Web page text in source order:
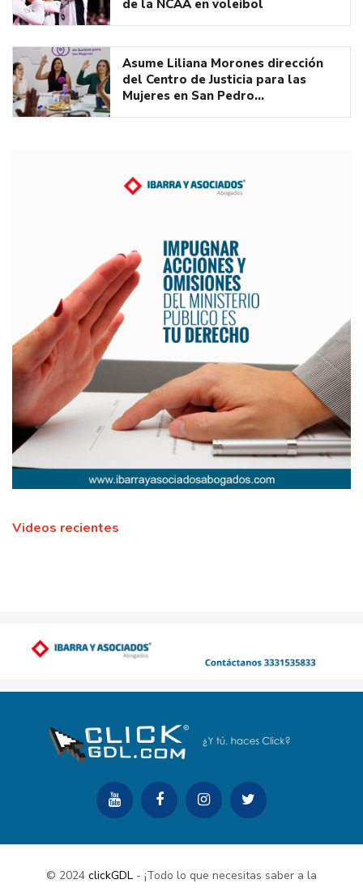
de la NCAA en voleibol
Asume Liliana Morones dirección
del Centro de Justicia para las
Mujeres en San Pedro…
Videos recientes
© 2024 clickGDL - ¡Todo lo que necesitas saber a la